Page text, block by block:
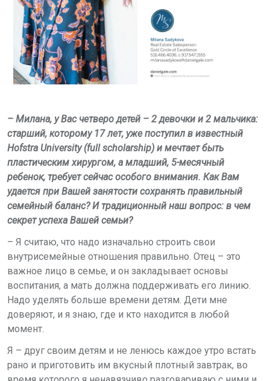
– Милана, у Вас четверо детей – 2 девочки и 2 мальчика:
старший, которому 17 лет, уже поступил в известный
Hofstra University (full scholarship) и мечтает быть
пластическим хирургом, а младший, 5-месячный
ребенок, требует сейчас особого внимания. Как Вам
удается при Вашей занятости сохранять правильный
семейный баланс? И традиционный наш вопрос: в чем
секрет успеха Вашей семьи?
– Я считаю, что надо изначально строить свои
внутрисемейные отношения правильно. Отец – это
важное лицо в семье, и он закладывает основы
воспитания, а мать должна поддерживать его линию.
Надо уделять больше времени детям. Дети мне
доверяют, и я знаю, где и кто находится в любой
момент.
Я – друг своим детям и не ленюсь каждое утро встать
рано и приготовить им вкусный плотный завтрак, во